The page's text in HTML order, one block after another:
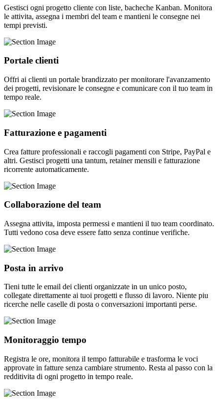
Gestisci ogni progetto cliente con liste, bacheche Kanban. Monitora
le attivita, assegna i membri del team e mantieni le consegne nei
tempi previsti.
Portale clienti
Offri ai clienti un portale brandizzato per monitorare l'avanzamento
dei progetti, revisionare le consegne e comunicare con il tuo team in
tempo reale.
Fatturazione e pagamenti
Crea fatture professionali e raccogli pagamenti con Stripe, PayPal e
altri. Gestisci progetti una tantum, retainer mensili e fatturazione
ricorrente automaticamente.
Collaborazione del team
Assegna attivita, imposta permessi e mantieni il tuo team coordinato.
Tutti vedono cosa deve essere fatto senza continue verifiche.
Posta in arrivo
Tieni tutte le email dei clienti organizzate in un unico posto,
collegate direttamente ai tuoi progetti e flusso di lavoro. Niente piu
ricerche nelle caselle di posta o conversazioni importanti perse.
Monitoraggio tempo
Registra le ore, monitora il tempo fatturabile e trasforma le voci
approvate in fatture senza cambiare strumento. Resta al passo con la
redditivita di ogni progetto in tempo reale.